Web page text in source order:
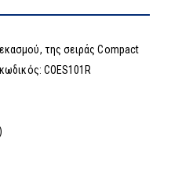
της σειράς Compact
COES101R